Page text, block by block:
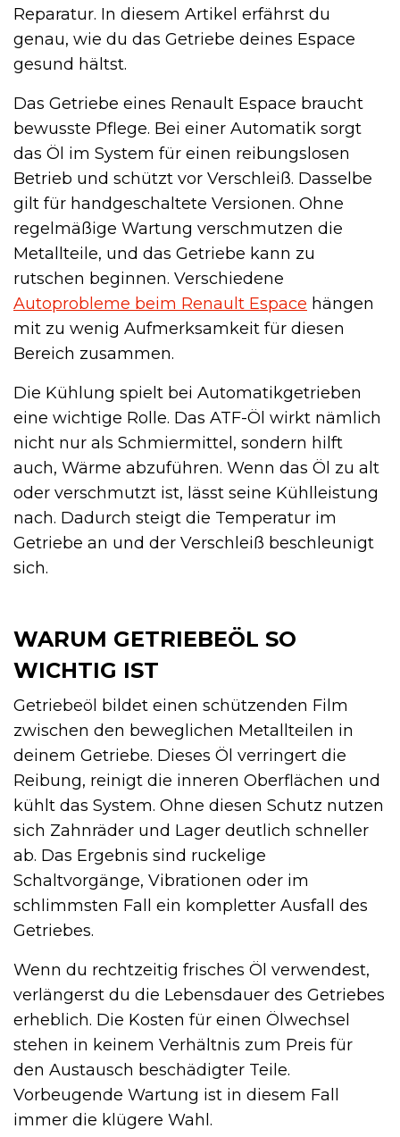
Reparatur. In diesem Artikel erfährst du
genau, wie du das Getriebe deines Espace
gesund hältst.
Das Getriebe eines Renault Espace braucht
bewusste Pflege. Bei einer Automatik sorgt
das Öl im System für einen reibungslosen
Betrieb und schützt vor Verschleiß. Dasselbe
gilt für handgeschaltete Versionen. Ohne
regelmäßige Wartung verschmutzen die
Metallteile, und das Getriebe kann zu
rutschen beginnen. Verschiedene
Autoprobleme beim Renault Espace hängen
mit zu wenig Aufmerksamkeit für diesen
Bereich zusammen.
Die Kühlung spielt bei Automatikgetrieben
eine wichtige Rolle. Das ATF-Öl wirkt nämlich
nicht nur als Schmiermittel, sondern hilft
auch, Wärme abzuführen. Wenn das Öl zu alt
oder verschmutzt ist, lässt seine Kühlleistung
nach. Dadurch steigt die Temperatur im
Getriebe an und der Verschleiß beschleunigt
sich.
WARUM GETRIEBEÖL SO
WICHTIG IST
Getriebeöl bildet einen schützenden Film
zwischen den beweglichen Metallteilen in
deinem Getriebe. Dieses Öl verringert die
Reibung, reinigt die inneren Oberflächen und
kühlt das System. Ohne diesen Schutz nutzen
sich Zahnräder und Lager deutlich schneller
ab. Das Ergebnis sind ruckelige
Schaltvorgänge, Vibrationen oder im
schlimmsten Fall ein kompletter Ausfall des
Getriebes.
Wenn du rechtzeitig frisches Öl verwendest,
verlängerst du die Lebensdauer des Getriebes
erheblich. Die Kosten für einen Ölwechsel
stehen in keinem Verhältnis zum Preis für
den Austausch beschädigter Teile.
Vorbeugende Wartung ist in diesem Fall
immer die klügere Wahl.